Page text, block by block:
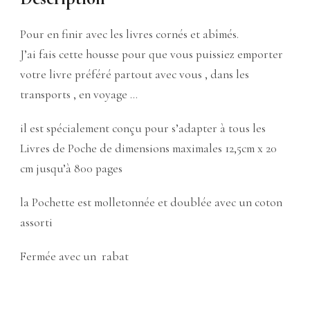
Pour en finir avec les livres cornés et abîmés.
J’ai fais cette housse pour que vous puissiez emporter
votre livre préféré partout avec vous , dans les
transports , en voyage …
il est spécialement conçu pour s’adapter à tous les
Livres de Poche de dimensions maximales 12,5cm x 20
cm jusqu’à 800 pages
la Pochette est molletonnée et doublée avec un coton
assorti
Fermée avec un rabat